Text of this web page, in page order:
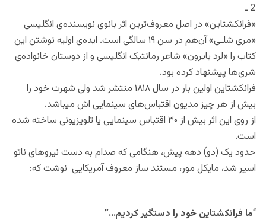
2 ـ
«فرانکشتاین» در اصل معروف‌ترین اثر بانوی نویسنده‌ی انگلیسی
«مری شلـی» آن‌هم در سن ۱۹ سالگی است. ایده‌ی اولیه نوشتن این
کتاب را «لرد بایرون» شاعر رمانتیک انگلیسی و از دوستان خانواده‌ی
شری‌ها پیشنهاد کرده بود.
فرانکشتاین اولین بار در سال ۱۸۱۸ منتشر شد ولی شهرت خود را
بیش از هر چیز مدیون اقتباس‌های سینمایی اش میباشد.
از روی این اثر بیش از ۳۰ اقتباس سینمایی یا تلویزیونی ساخته شده
است.
حدود یک (دو) دهه پیش، هنگامی که صدام به دست نیروهای ناتو
اسیر شد، مایکل مور، مستند ساز معروف آمریکایی نوشت که:
“ما فرانکشتاین خود را دستگیر کردیم…”